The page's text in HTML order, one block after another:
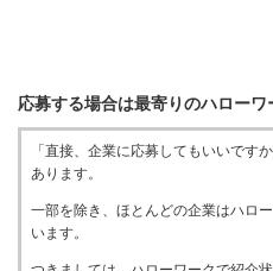
応募する場合は最寄りのハローワ
「直接、企業に応募してもいいです
あります。
一部を除き、ほとんどの企業はハロ
います。